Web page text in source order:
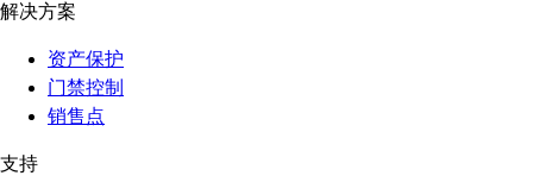
解决方案
资产保护
门禁控制
销售点
支持